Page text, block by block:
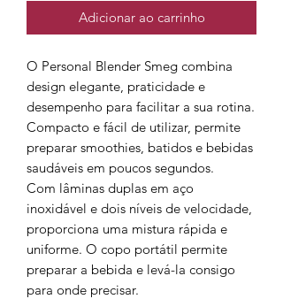
Adicionar ao carrinho
O Personal Blender Smeg combina
design elegante, praticidade e
desempenho para facilitar a sua rotina.
Compacto e fácil de utilizar, permite
preparar smoothies, batidos e bebidas
saudáveis em poucos segundos.
Com lâminas duplas em aço
inoxidável e dois níveis de velocidade,
proporciona uma mistura rápida e
uniforme. O copo portátil permite
preparar a bebida e levá-la consigo
para onde precisar.